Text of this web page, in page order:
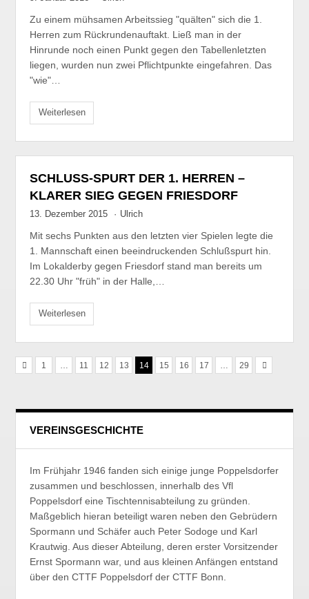
Zu einem mühsamen Arbeitssieg "quälten" sich die 1.
Herren zum Rückrundenauftakt. Ließ man in der
Hinrunde noch einen Punkt gegen den Tabellenletzten
liegen, wurden nun zwei Pflichtpunkte eingefahren. Das
"wie"…
Weiterlesen
SCHLUSS-SPURT DER 1. HERREN – K
LARER SIEG GEGEN FRIESDORF
13. Dezember 2015 · Ulrich
Mit sechs Punkten aus den letzten vier Spielen legte die
1. Mannschaft einen beeindruckenden Schlußspurt hin.
Im Lokalderby gegen Friesdorf stand man bereits um
22.30 Uhr "früh" in der Halle,…
Weiterlesen
1 … 11 12 13 14 15 16 17 … 29
VEREINSGESCHICHTE
Im Frühjahr 1946 fanden sich einige junge Poppelsdorfer
zusammen und beschlossen, innerhalb des Vfl
Poppelsdorf eine Tischtennisabteilung zu gründen.
Maßgeblich hieran beteiligt waren neben den Gebrüdern
Spormann und Schäfer auch Peter Sodoge und Karl
Krautwig. Aus dieser Abteilung, deren erster Vorsitzender
Ernst Spormann war, und aus kleinen Anfängen entstand
über den CTTF Poppelsdorf der CTTF Bonn.